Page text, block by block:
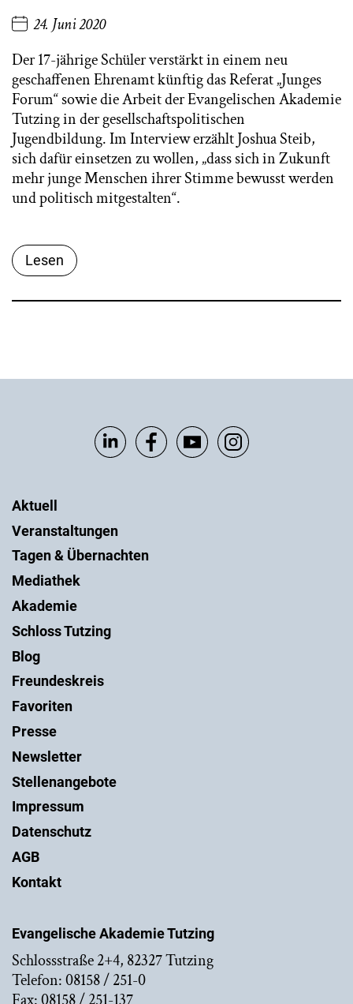
24. Juni 2020
Der 17-jährige Schüler verstärkt in einem neu
geschaffenen Ehrenamt künftig das Referat „Junges
Forum“ sowie die Arbeit der Evangelischen Akademie
Tutzing in der gesellschaftspolitischen
Jugendbildung. Im Interview erzählt Joshua Steib,
sich dafür einsetzen zu wollen, „dass sich in Zukunft
mehr junge Menschen ihrer Stimme bewusst werden
und politisch mitgestalten“.
Lesen
Evangelische Akademie Tutzing
Schlossstraße 2+4, 82327 Tutzing
Telefon: 08158 / 251-0
Fax: 08158 / 251-137
Aktuell
Veranstaltungen
Tagen & Übernachten
Mediathek
Akademie
Schloss Tutzing
Blog
Freundeskreis
Favoriten
Presse
Newsletter
Stellenangebote
Impressum
Datenschutz
AGB
Kontakt